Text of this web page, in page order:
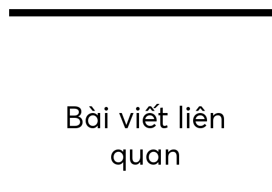
Post
Bài viết liên
quan